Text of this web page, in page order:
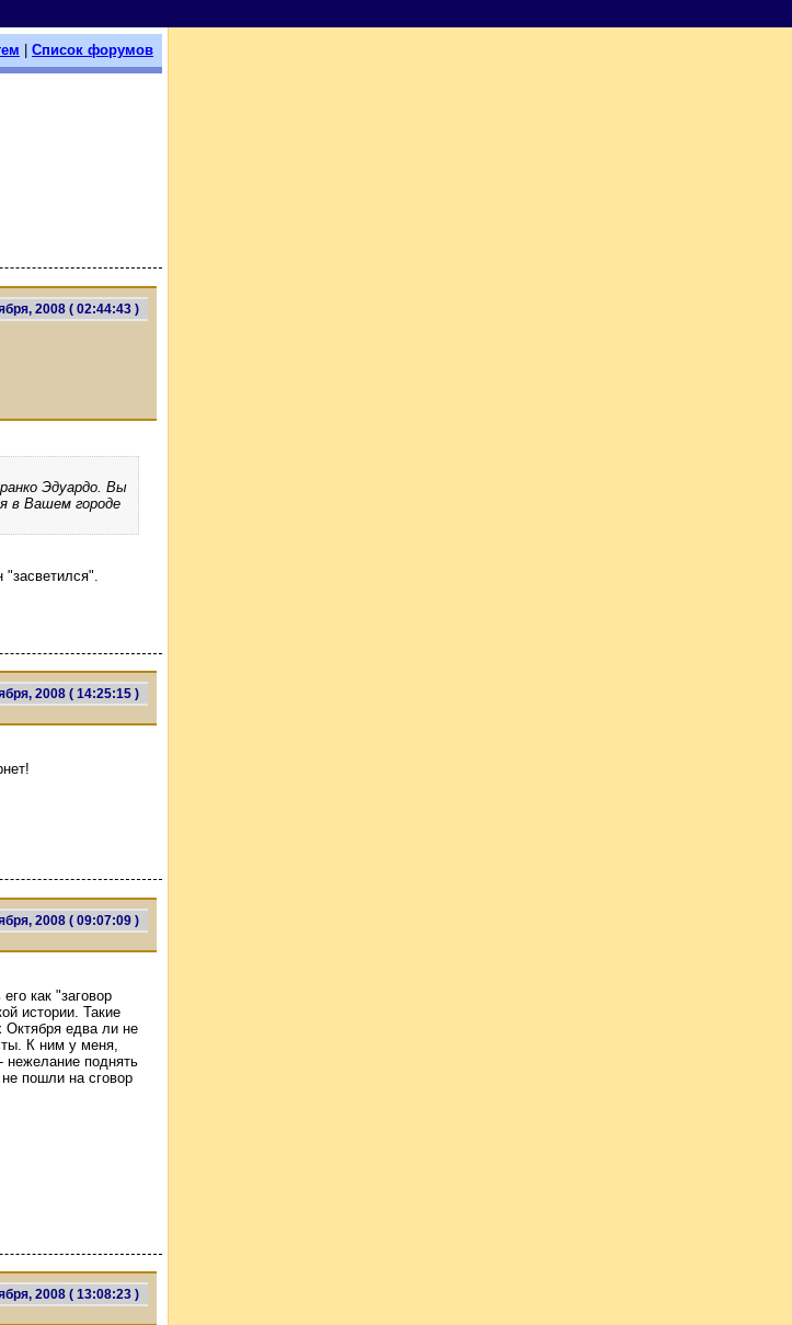
Список форумов
2008 ( 02:44:43 )
Эдуардо. Вы
в Вашем городе
2008 ( 14:25:15 )
2008 ( 09:07:09 )
как "заговор
истории. Такие
Октября едва ли не
К ним у меня,
нежелание поднять
пошли на сговор
2008 ( 13:08:23 )